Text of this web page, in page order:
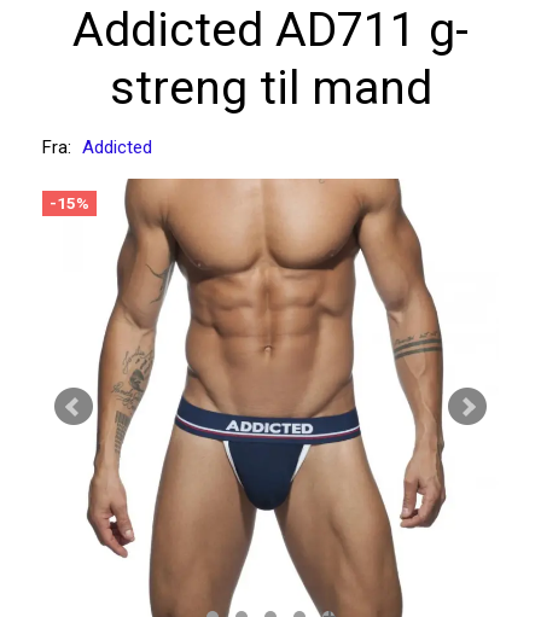
Addicted AD711 g-
streng til mand
Fra: Addicted
-15%